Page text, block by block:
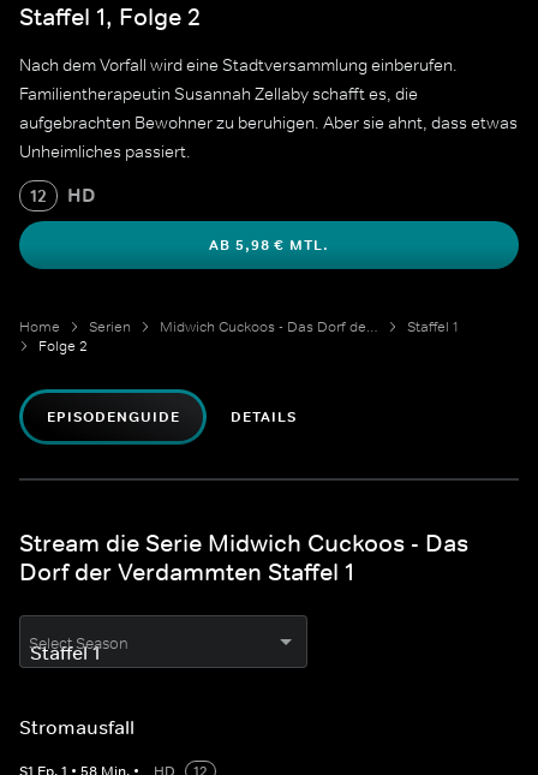
Staffel 1, Folge 2
Nach dem Vorfall wird eine Stadtversammlung einberufen.
Familientherapeutin Susannah Zellaby schafft es, die
aufgebrachten Bewohner zu beruhigen. Aber sie ahnt, dass etwas
Unheimliches passiert.
12 HD
AB 5,98 € MTL.
Home Serien Midwich Cuckoos - Das Dorf der Verdammten
Staffel 1
Folge 2
EPISODENGUIDE DETAILS
Stream die Serie Midwich Cuckoos - Das
Dorf der Verdammten Staffel 1
Select Season
Stromausfall